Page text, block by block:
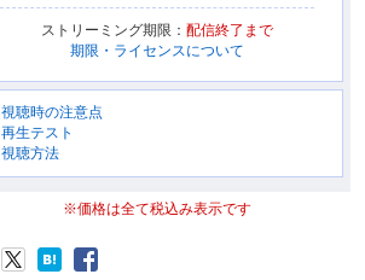
ストリーミング期限： 配信終了まで
期限・ライセンスについて
視聴時の注意点
再生テスト
視聴方法
※価格は全て税込み表示です